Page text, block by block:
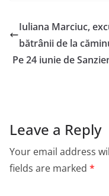
Iuliana Marciuc,
bătrânii de la
Pe 24 iunie de
Leave a Reply
Your email address
fields are marked *